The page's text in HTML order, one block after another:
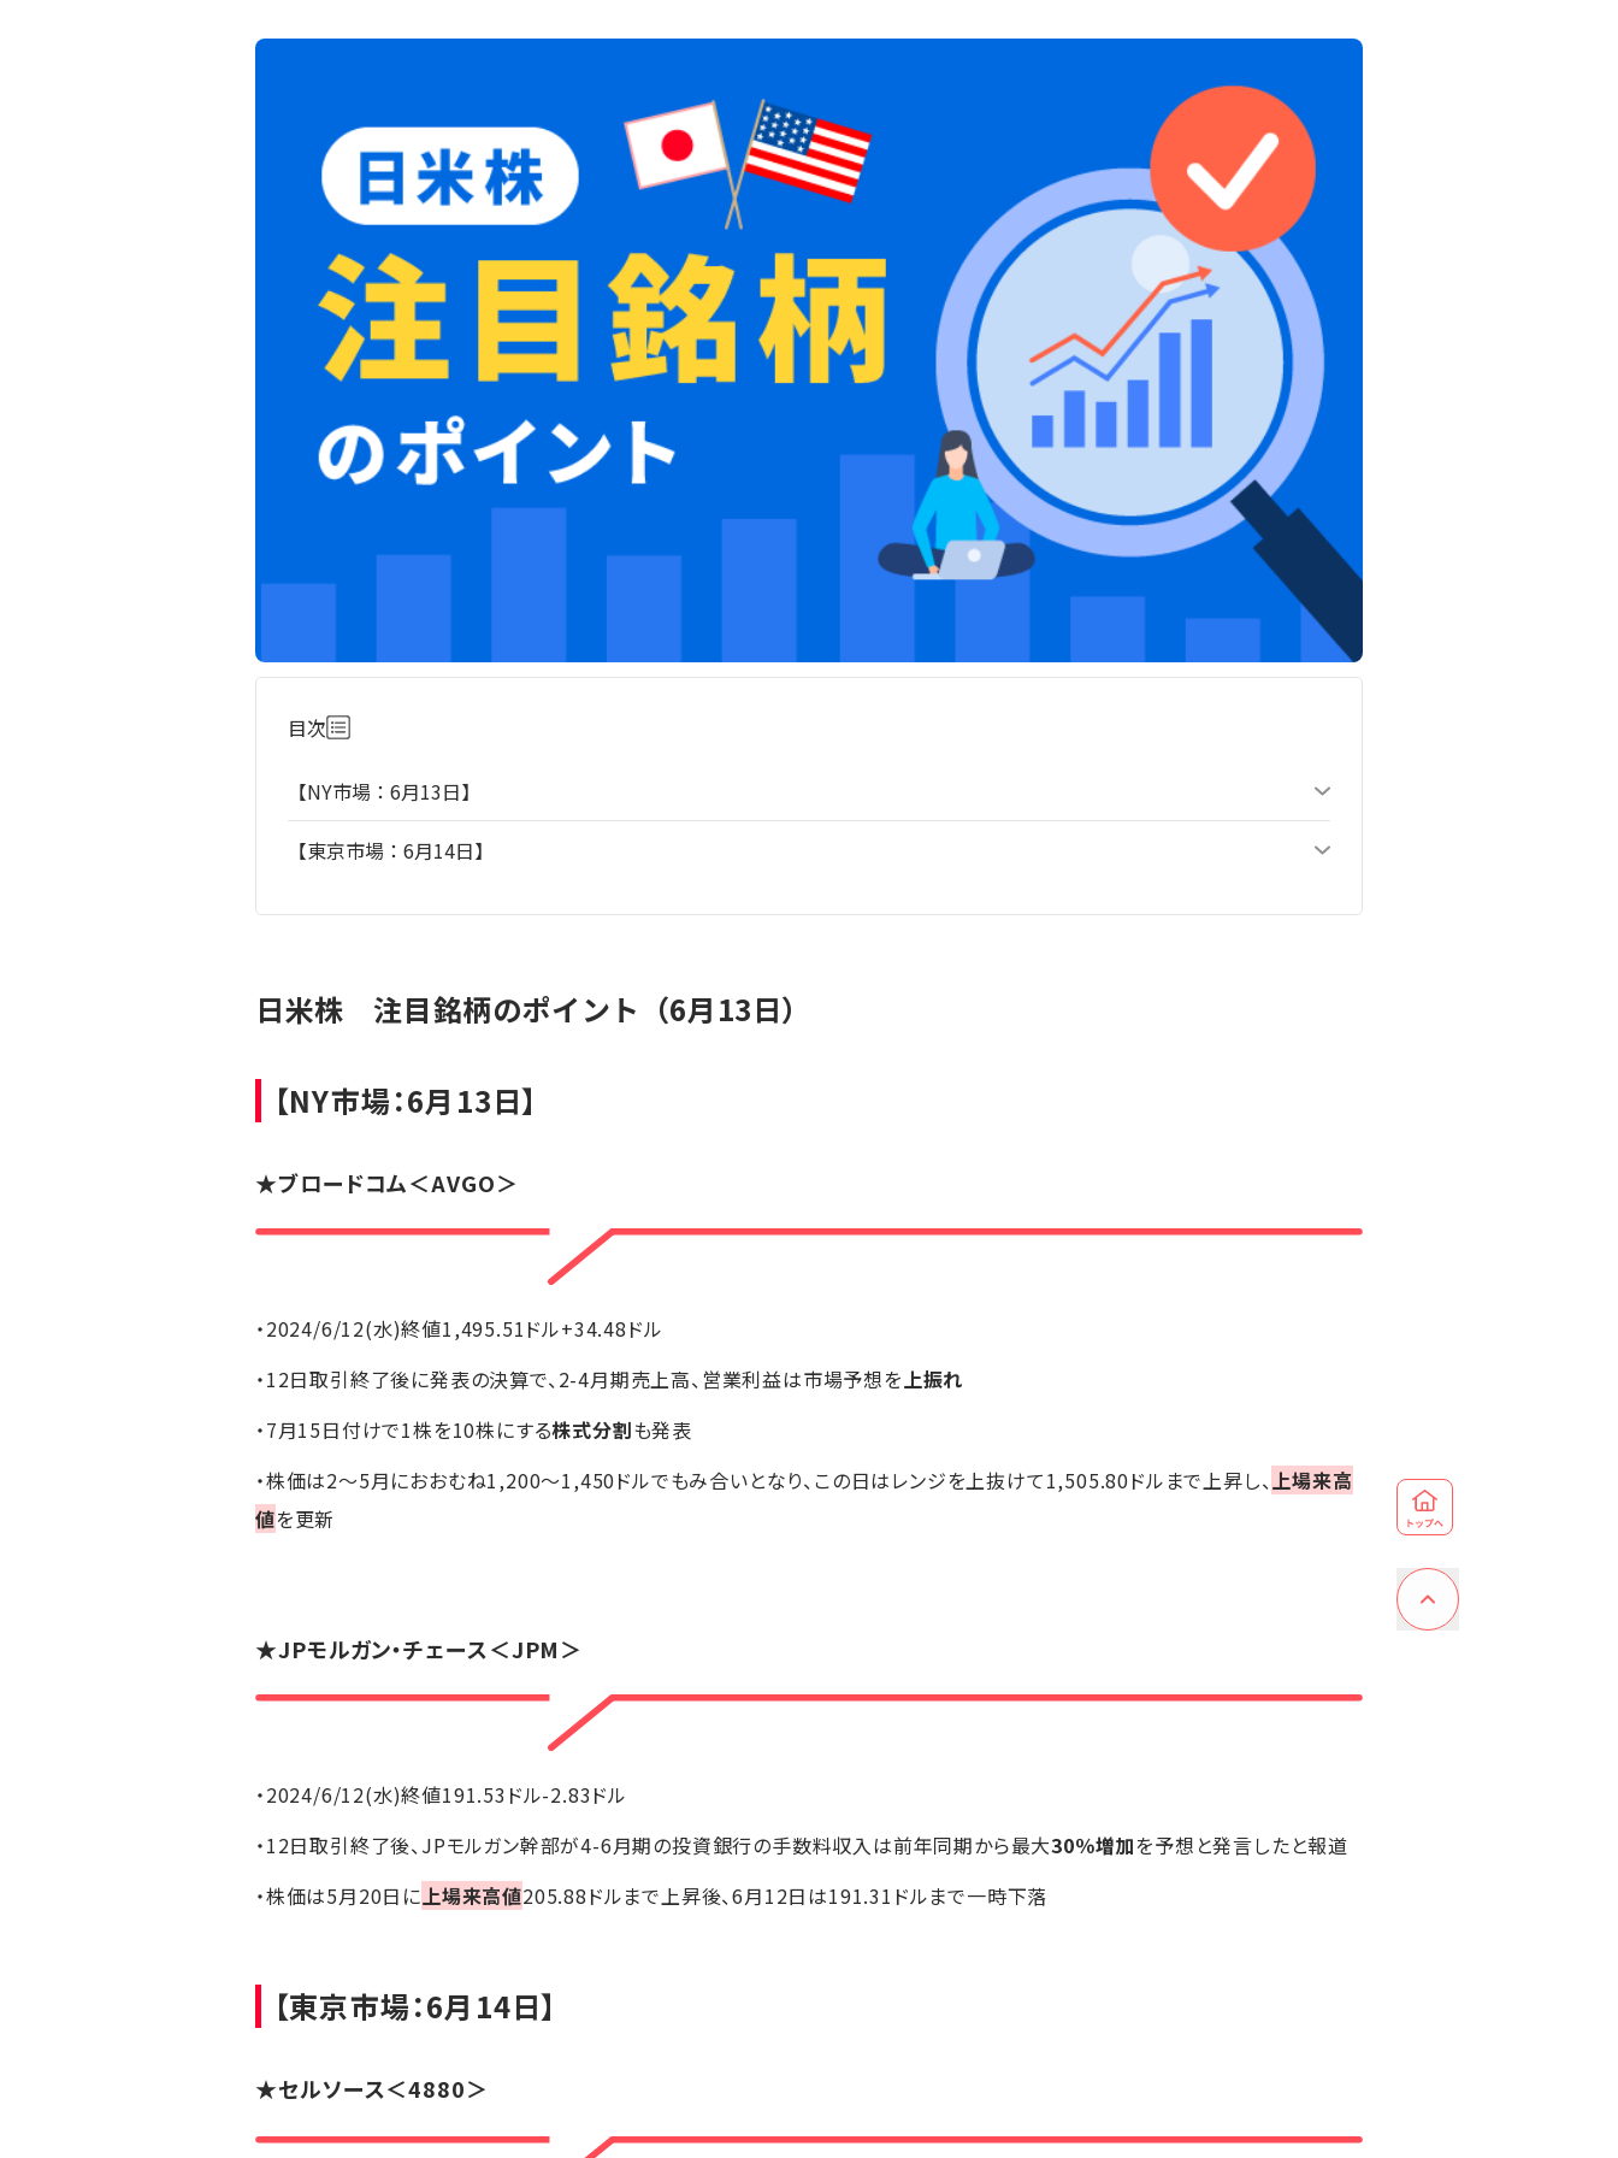
目次
【NY市場：6月13日】
【東京市場：6月14日】
日米株 注目銘柄のポイント（6月13日）
【NY市場：6月13日】
★ブロードコム＜AVGO＞
・2024/6/12(水)終値1,495.51ドル+34.48ドル
・12日取引終了後に発表の決算で、2-4月期売上高、営業利益は市場予想を上振れ
・7月15日付けで1株を10株にする株式分割も発表
・株価は2～5月におおむね1,200～1,450ドルでもみ合いとなり、この日はレンジを上抜けて1,505.80ドルまで上昇し、上場来高
値を更新
★JPモルガン・チェース＜JPM＞
・2024/6/12(水)終値191.53ドル-2.83ドル
・12日取引終了後、JPモルガン幹部が4-6月期の投資銀行の手数料収入は前年同期から最大30％増加を予想と発言したと報道
・株価は5月20日に上場来高値205.88ドルまで上昇後、6月12日は191.31ドルまで一時下落
【東京市場：6月14日】
★セルソース＜4880＞